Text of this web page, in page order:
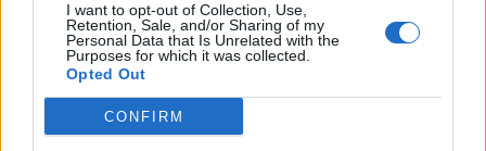
I want to opt-out of Collection, Use,
Retention, Sale, and/or Sharing of my
Personal Data that Is Unrelated with the
Purposes for which it was collected.
Opted Out
CONFIRM
πρόσωπα που είναι δημότες του Δήμου
Αθηναίων,κατοικούν μόνιμα στον Δήμο
Αθηναίων και πληρούν τα κοινωνικά και
οικονομικά κριτήρια της πρόσκλησης. Οι αιτήσεις
υποβάλλονται αποκλειστικά ηλεκτρονικά έως και